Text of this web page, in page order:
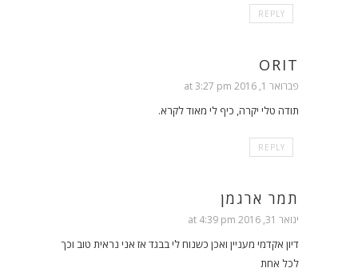
REPLY
ORIT
פברואר 1, 2016 at 3:27 pm
תודה טלי יקרה, כיף לי מאוד לקרא.
REPLY
תמר ארגמן
ינואר 31, 2016 at 4:39 pm
דיון אקדמי מעניין ואכן כשנוח לי בבגד אז אני נראית טוב וכך
לכל אחת